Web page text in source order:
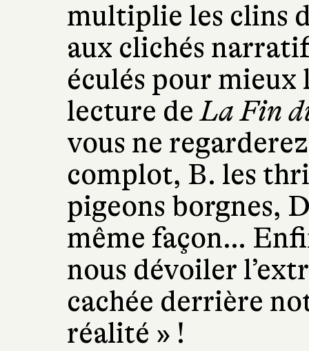
multiplie les clins
aux clichés
éculés pour mieux
lecture deLa Fin
vous ne
complot, B. les
pigeons borgnes,
même façon…
nous dévoiler
cachée derrière
réalité » !